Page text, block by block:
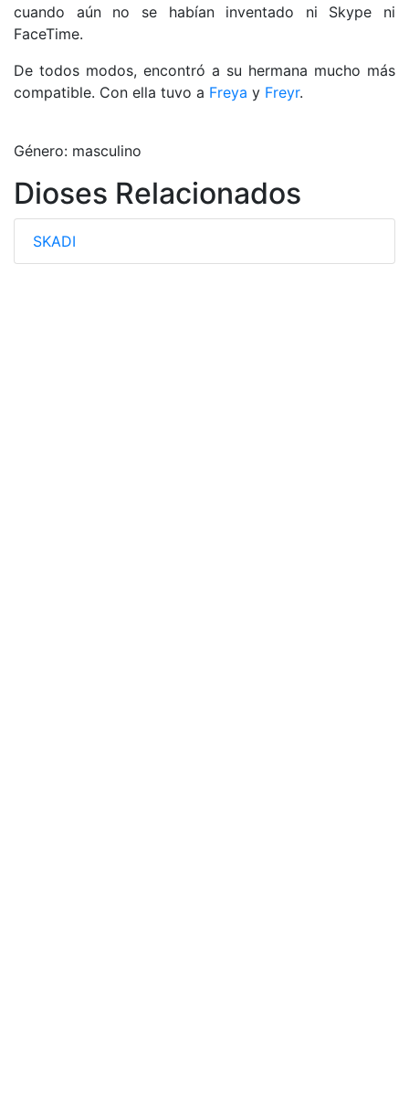
cuando aún no se habían inventado ni Skype ni
FaceTime.
De todos modos, encontró a su hermana mucho más
compatible. Con ella tuvo a Freya y Freyr.
Género: masculino
Dioses Relacionados
SKADI